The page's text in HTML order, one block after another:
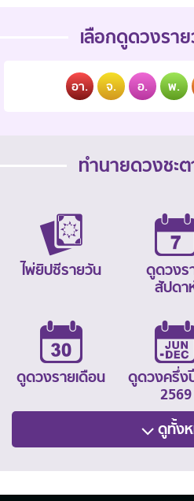
เลือกดูดวงรา
อา. จ. อ. พ.
ทำนายดวงชะ
ไพ่ยิปซีรายวัน
ดูดวงร
สัปดา
ดูดวงรายเดือน
ดูดวงครึ่ง
2569
ดูทั้ง